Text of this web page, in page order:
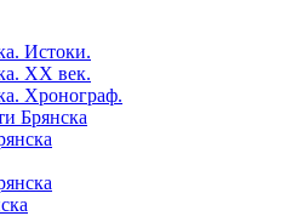
Истоки.
XX век.
Хронограф.
Брянска